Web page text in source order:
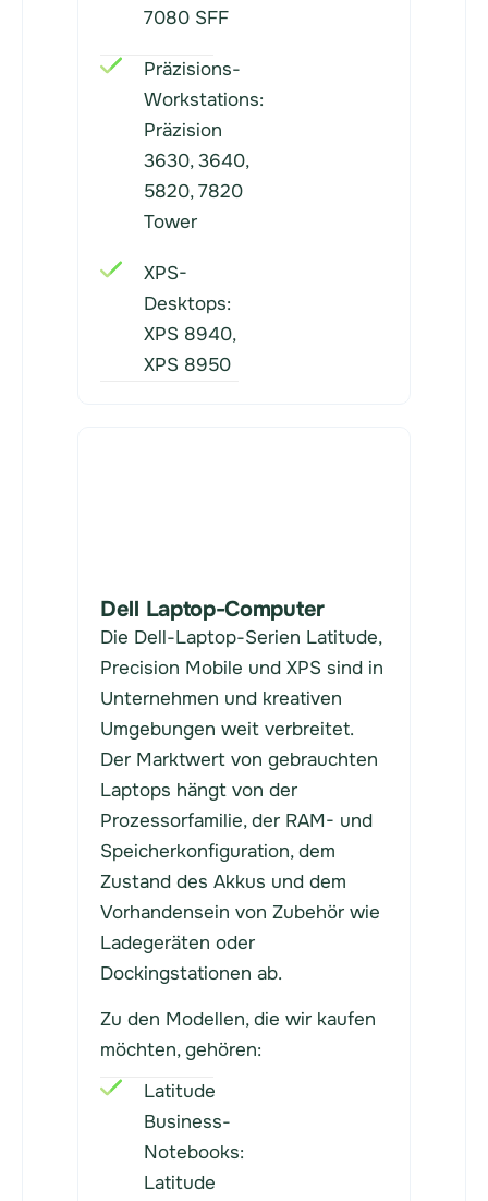
7080 SFF
Präzisions-
Workstations:
Präzision
3630, 3640,
5820, 7820
Tower
XPS-
Desktops:
XPS 8940,
XPS 8950
Dell Laptop-Computer
Die Dell-Laptop-Serien Latitude,
Precision Mobile und XPS sind in
Unternehmen und kreativen
Umgebungen weit verbreitet.
Der Marktwert von gebrauchten
Laptops hängt von der
Prozessorfamilie, der RAM- und
Speicherkonfiguration, dem
Zustand des Akkus und dem
Vorhandensein von Zubehör wie
Ladegeräten oder
Dockingstationen ab.
Zu den Modellen, die wir kaufen
möchten, gehören:
Latitude
Business-
Notebooks:
Latitude